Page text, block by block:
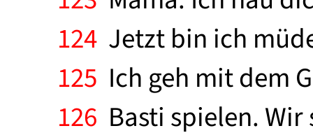
124 Jetzt bin ich
125 Ich geh mit dem
126 Basti spielen.